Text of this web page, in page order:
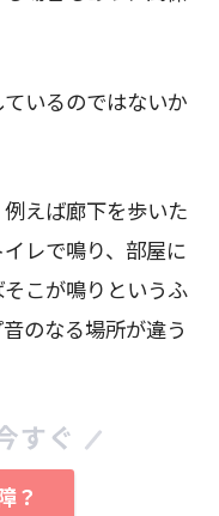
いるのではないか
えば廊下を歩いた
レで鳴り、部屋に
こが鳴りというふ
のなる場所が違う
すぐ
？